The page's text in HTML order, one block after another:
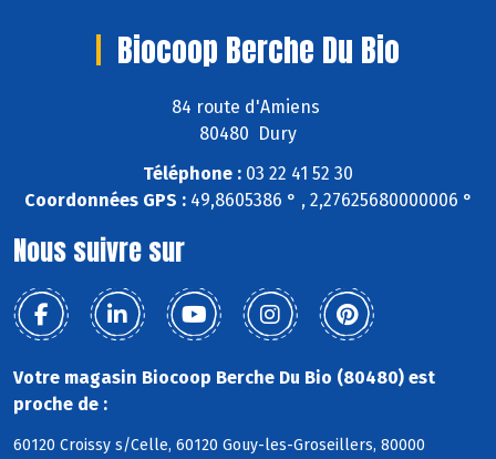
Biocoop Berche Du Bio
84 route d'Amiens
80480 Dury
Téléphone : 03 22 41 52 30
Coordonnées GPS :49,8605386 ° , 2,27625680000006 °
Nous suivre sur
Votre magasin Biocoop Berche Du Bio (80480) est
proche de :
60120 Croissy s/Celle, 60120 Gouy-les-Groseillers, 80000